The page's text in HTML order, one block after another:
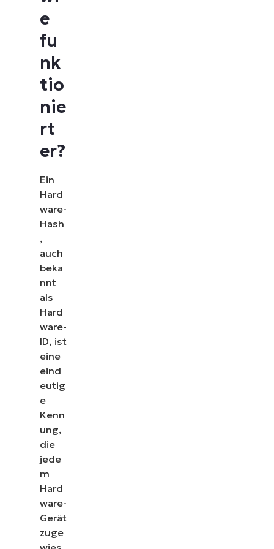
e
fu
nk
tio
nie
rt
er?
Ein
Hard
ware-
Hash
,
auch
beka
nnt
als
Hard
ware-
ID, ist
eine
eind
eutig
e
Kenn
ung,
die
jede
m
Hard
ware-
Gerät
zuge